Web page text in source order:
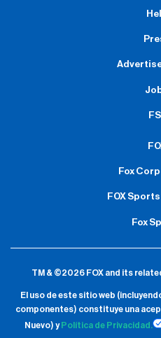
Fox
FOX
Fox
TM & ©2026 FOX and its
El uso de este sitio web
componentes) constituye una
Nuevo) y Política de Privacidad.